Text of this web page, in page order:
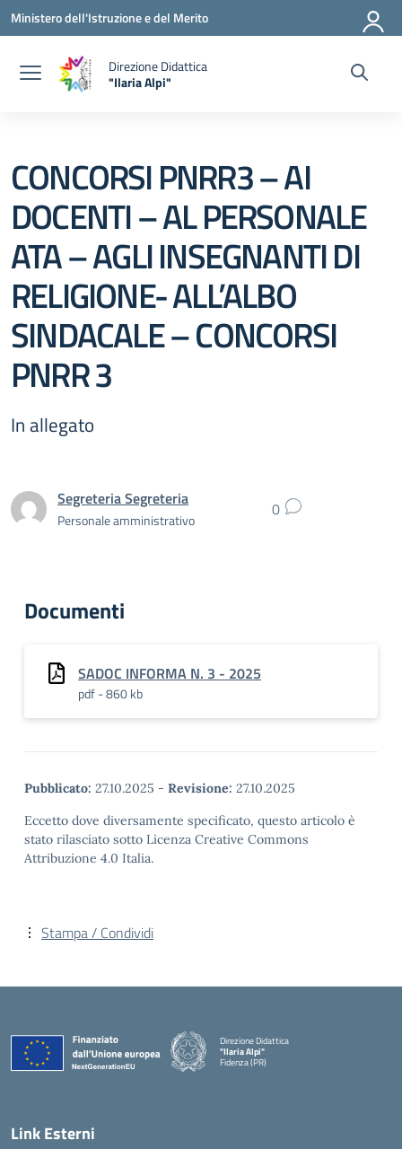
Vai ai contenuti
Vai al menu di navigazione
Vai al footer
Ministero dell'Istruzione e del Merito
Direzione Didattica
"Ilaria Alpi"
CONCORSI PNRR3 – AI
DOCENTI – AL PERSONALE
ATA – AGLI INSEGNANTI DI
RELIGIONE- ALL’ALBO
SINDACALE – CONCORSI
PNRR 3
In allegato
Segreteria Segreteria
Personale amministrativo 0
Documenti
SADOC INFORMA N. 3 - 2025
pdf - 860 kb
Pubblicato: 27.10.2025 - Revisione: 27.10.2025
Eccetto dove diversamente specificato, questo articolo è
stato rilasciato sotto Licenza Creative Commons
Attribuzione 4.0 Italia.
Stampa / Condividi
Direzione Didattica
"Ilaria Alpi"
Fidenza (PR)
Link Esterni